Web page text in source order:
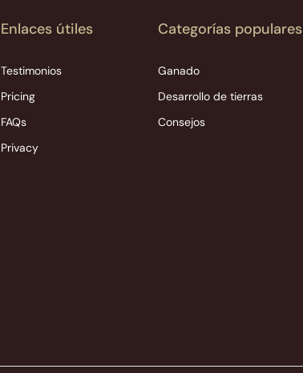
Enlaces útiles
Testimonios
Pricing
FAQs
Privacy
Categorías populares
Ganado
Desarrollo de tierras
Consejos